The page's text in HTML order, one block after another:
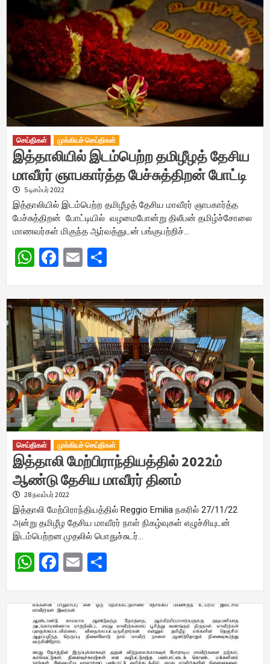
செய்திகள் முக்கியச் செய்திகள்
இத்தாலியில் இடம்பெற்ற தமிழீழத் தேசிய
மாவீரர் ஞாபகார்த்த பேச்சுத்திறன் போட்டி
5 டிசம்பர் 2022
இத்தாலியில் இடம்பெற்ற தமிழீழத் தேசிய மாவீரர் ஞாபகார்த்த
பேச்சுத்திறன் போட்டியில் வழமைபோன்று திலீபன் தமிழ்ச்சோலை
மாணவர்கள் மிகுந்த ஆர்வத்துடன் பங்குபற்றிச்…
WhatsApp
Facebook
Email
செய்திகள் முக்கியச் செய்திகள்
இத்தாலி மேற்பிராந்தியத்தில் 2022ம்
ஆண்டு தேசிய மாவீரர் தினம்
28 நவம்பர் 2022
இத்தாலி மேற்பிராந்தியத்தில் Reggio Emilia நகரில் 27/11/22
அன்று தமிழீழ தேசிய மாவீரர் நாள் நிகழ்வுகள் எழுச்சியுடன்
இடம்பெற்றன.முதலில் பொதுச்சுடர்…
WhatsApp
Facebook
Email